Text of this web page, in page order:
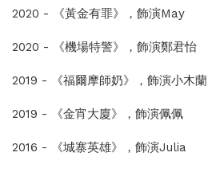
2020 - 《黃金有罪》，飾演May
2020 - 《機場特警》，飾演鄭君怡
2019 - 《福爾摩師奶》，飾演小木蘭
2019 - 《金宵大廈》，飾演佩佩
2016 - 《城寨英雄》，飾演Julia